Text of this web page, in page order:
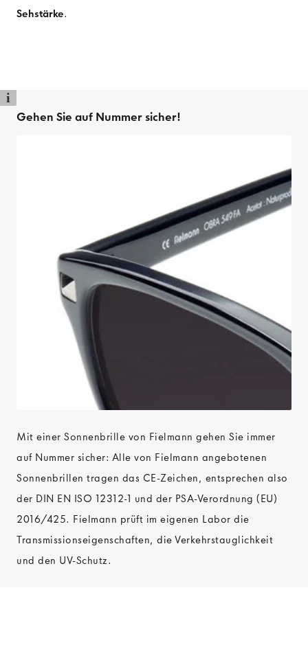
Sehstärke.
i
Gehen Sie auf Nummer sicher!
Mit einer Sonnenbrille von Fielmann gehen Sie immer
auf Nummer sicher: Alle von Fielmann angebotenen
Sonnenbrillen tragen das CE-Zeichen, entsprechen also
der DIN EN ISO 12312-1 und der PSA-Verordnung (EU)
2016/425. Fielmann prüft im eigenen Labor die
Transmissionseigenschaften, die Verkehrstauglichkeit
und den UV-Schutz.